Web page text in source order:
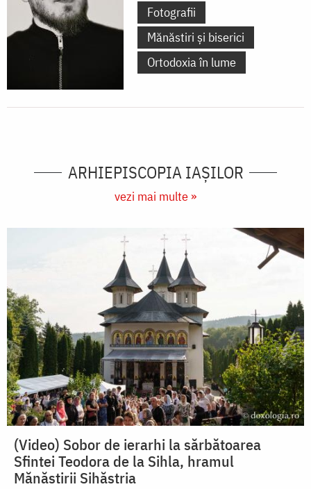
Fotografii
Mănăstiri și biserici
Ortodoxia în lume
ARHIEPISCOPIA IAŞILOR
vezi mai multe »
(Video) Sobor de ierarhi la sărbătoarea
Sfintei Teodora de la Sihla, hramul
Mănăstirii Sihăstria